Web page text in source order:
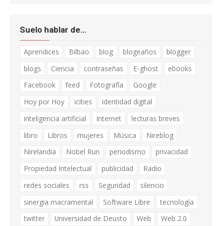
Suelo hablar de…
Aprendices Bilbao blog blogeaños
blogger
blogs
Ciencia contraseñas E-ghost
ebooks
Facebook
feed Fotografía
Google
Hoy por Hoy
icities
identidad digital
inteligencia artificial
Internet
lecturas breves
libro
Libros mujeres Música
Nireblog
Nirelandia
Nobel Run periodismo
privacidad
Propiedad Intelectual
publicidad
Radio
redes sociales
rss Seguridad
silencio
sinergia macramental
Software Libre
tecnología
twitter
Universidad de Deusto Web
Web 2.0